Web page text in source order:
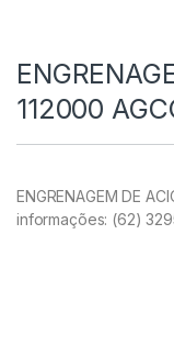
112000
ENGRENAGEM DE
informações: (62)